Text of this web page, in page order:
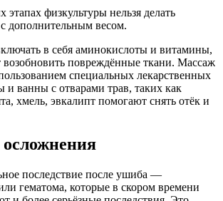
этапах физкультуры нельзя делать
дополнительным весом.
в себя аминокислоты и витамины,
повреждённые ткани. Массаж
специальных лекарственных
и ванны с отварами трав, таких как
хмель, эвкалипт помогают снять отёк и
последствие после ушиба —
гематома, которые в скором времени